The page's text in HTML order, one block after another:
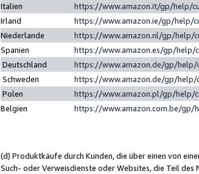
Italien
https://www.amazon.it/gp/help/
Irland
https://www.amazon.ie/gp/help/
Niederlande
https://www.amazon.nl/gp/help/
Spanien
https://www.amazon.es/gp/help/
Deutschland
https://www.amazon.de/gp/help/
Schweden
https://www.amazon.de/gp/help/
Polen
https://www.amazon.pl/gp/help/
Belgien
https://www.amazon.com.be/gp/
(d) Produktkäufe durch Kunden, die über einen von
Such- oder Verweisdienste oder Websites, die Teil des